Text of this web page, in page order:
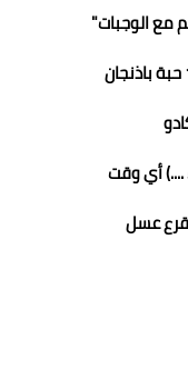
....) أي وقت